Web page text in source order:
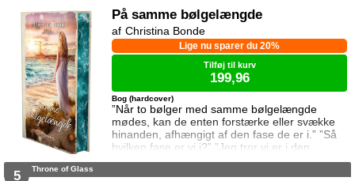
På samme bølgelængde
”Når to bølger med samme bølgelængde
mødes, kan de enten forstærke eller svække
hinanden, afhængigt af den fase de er i.” ”Så
hvilken fase er vi i?” ”Jeg tror vi er i den
samme fase.” To ting er vigtige for Elina da
Bog (hardcover)
Lige nu sparer du 20%
Christina Bonde
Tilføj til kurv
199,96
5 Throne of Glass